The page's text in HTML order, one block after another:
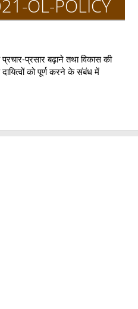
OL-POLICY
प्रसार बढ़ाने तथा विकास की
को पूर्ण करने के संबंध में